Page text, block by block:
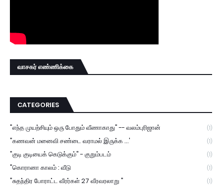
வாசகர் எண்ணிக்கை
CATEGORIES
"எந்த முயற்சியும் ஒரு போதும் வீணாகாது" -- வலம்புரிஜான் (1)
"கணவன் மனைவி சண்டை வராமல் இருக்க ...' (1)
"குடி குடியைக் கெடுக்கும்" - குறும்படம் (1)
"கொரானா காலம் : வீடு (1)
"சுதந்திர போராட்ட வீரர்கள் 27 வீரவரலாறு " (1)